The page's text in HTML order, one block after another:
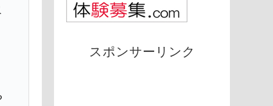
スポンサーリンク